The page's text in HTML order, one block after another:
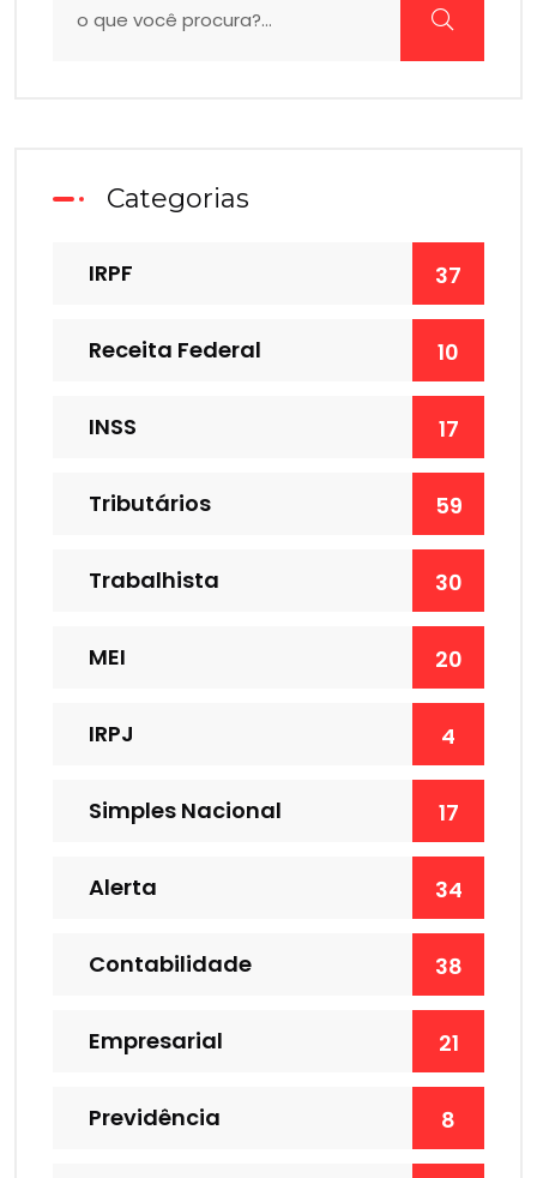
Categorias
IRPF 37
Receita Federal 10
INSS 17
Tributários 59
Trabalhista 30
MEI 20
IRPJ 4
Simples Nacional 17
Alerta 34
Contabilidade 38
Empresarial 21
Previdência 8